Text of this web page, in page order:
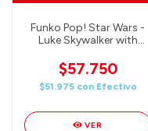
Funko Pop! Star Wars -
Luke Skywalker with
$57.750
$51.975 con Efectivo
VER